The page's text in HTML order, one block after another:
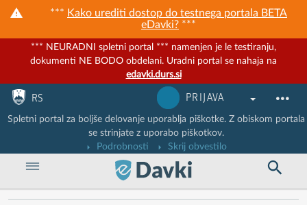
*** Kako urediti dostop do testnega portala BETA
eDavki? ***
*** NEURADNI spletni portal *** namenjen je le testiranju,
dokumenti NE BODO obdelani. Uradni portal se nahaja na
edavki.durs.si
Nadaljuj na vsebino
Nadaljuj na vsebino zaprtega portala
RS PRIJAVA
Spletni portal za boljše delovanje uporablja piškotke. Z obiskom portala
se strinjate z uporabo piškotkov.
Podrobnosti
Skrij obvestilo